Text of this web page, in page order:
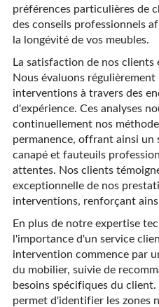
préférences particulières de
des conseils professionnels
la longévité de vos meubles.
La satisfaction de nos
Nous évaluons
interventions à travers des
d'expérience. Ces analyses
continuellement nos
permanence, offrant ainsi un
canapé et fauteuils
attentes. Nos clients
exceptionnelle de nos
interventions, renforçant
En plus de notre expertise
l'importance d'un service
intervention commence par
du mobilier, suivie de
besoins spécifiques du
permet d'identifier les zones